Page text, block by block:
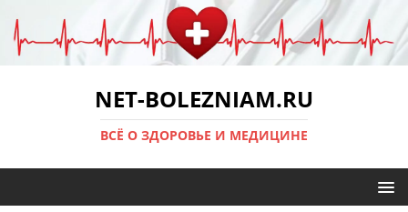
NET-BOLEZNIAM.RU
ВСЁ О ЗДОРОВЬЕ И МЕДИЦИНЕ